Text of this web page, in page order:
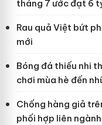
tháng 7 ước đạt 6
Rau quả Việt bứt
mới
Bóng đá thiếu nhi
chơi mùa hè đến
Chống hàng giả
phối hợp liên ngành